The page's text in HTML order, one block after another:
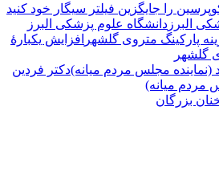
را جایگزین فیلتر سیگار خود کنید
دانشگاه علوم پزشکی البرز
افزایش یکبارۀ
گلشهر
دكتر فردين
مردم میانه)
بزرگان